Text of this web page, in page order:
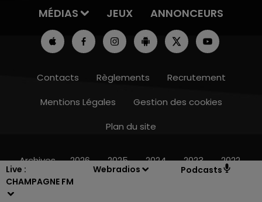
Live :
CHAMPAGNE FM
Webradios Podcasts
MÉDIAS
JEUX ANNONCEURS
Contacts Règlements
Recrutement
Mentions Légales
Gestion des cookies
Plan du site
Archives 2026 2025 2024 2023 2022